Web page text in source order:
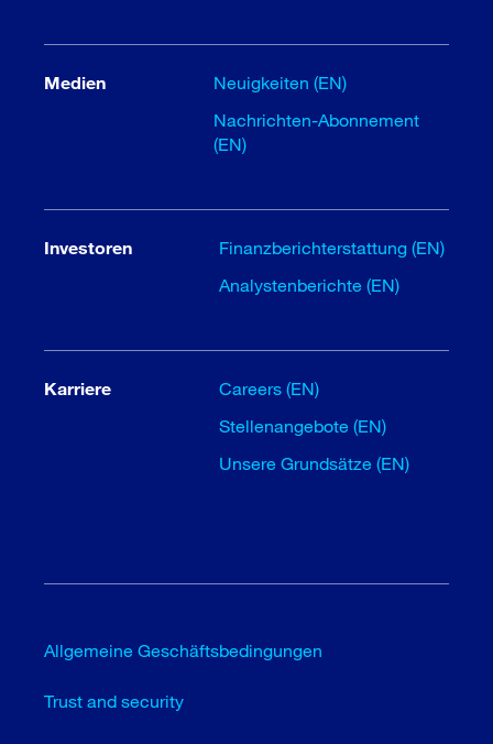
Medien
Neuigkeiten (EN)
Nachrichten-Abonnement
(EN)
Investoren
Finanzberichterstattung (EN)
Analystenberichte (EN)
Karriere
Careers (EN)
Stellenangebote (EN)
Unsere Grundsätze (EN)
Allgemeine Geschäftsbedingungen
Trust and security